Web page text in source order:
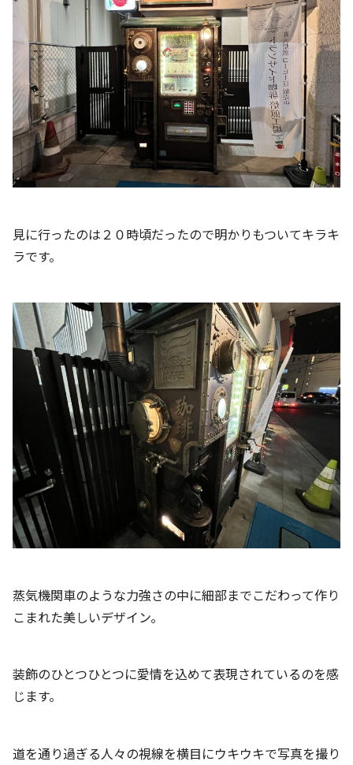
見に行ったのは２０時頃だったので明かりもついてキラキ
ラです。
蒸気機関車のような力強さの中に細部までこだわって作り
こまれた美しいデザイン。
装飾のひとつひとつに愛情を込めて表現されているのを感
じます。
道を通り過ぎる人々の視線を横目にウキウキで写真を撮り